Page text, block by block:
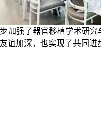
加强了器官移植学术研
谊加深，也实现了共同进